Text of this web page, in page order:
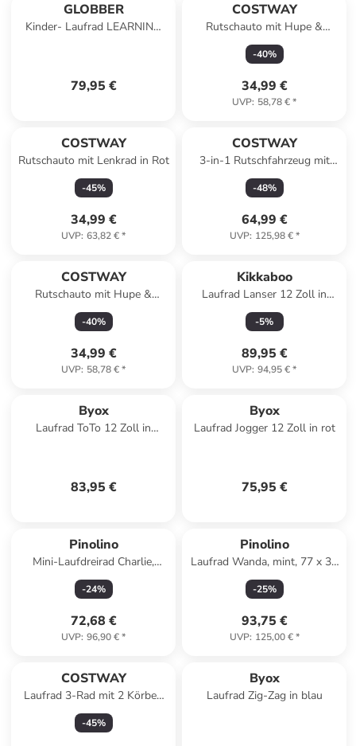
GLOBBER
Kinder- Laufrad LEARNING
79,95 €
COSTWAY
Rutschauto mit Hupe &
Stauraum in Rot
-40%
34,99 €
UVP: 58,78 €*
COSTWAY
Rutschauto mit Lenkrad in Rot
-45%
34,99 €
UVP: 63,82 €*
COSTWAY
3-in-1 Rutschfahrzeug mit
Schiebegriff in Rot
-48%
64,99 €
UVP: 125,98 €*
COSTWAY
Rutschauto mit Hupe &
Stauraum in Weiß
-40%
34,99 €
UVP: 58,78 €*
Kikkaboo
Laufrad Lanser 12 Zoll in
braun
-5%
89,95 €
UVP: 94,95 €*
Byox
Laufrad ToTo 12 Zoll in
83,95 €
Byox
Laufrad Jogger 12 Zoll in rot
75,95 €
Pinolino
Mini-Laufdreirad Charlie,
weiß/natur, 66 x 41 x 37 cm
-24%
72,68 €
UVP: 96,90 €*
Pinolino
Laufrad Wanda, mint, 77 x 34
x 51 cm
-25%
93,75 €
UVP: 125,00 €*
COSTWAY
Laufrad 3-Rad mit 2 Körben
18 Monaten-5 Jahren in Weiß
-45%
Byox
Laufrad Zig-Zag in blau